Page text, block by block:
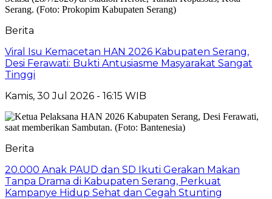
Berita
Viral Isu Kemacetan HAN 2026 Kabupaten Serang,
Desi Ferawati: Bukti Antusiasme Masyarakat Sangat
Tinggi
Kamis, 30 Jul 2026 - 16:15 WIB
Berita
20.000 Anak PAUD dan SD Ikuti Gerakan Makan
Tanpa Drama di Kabupaten Serang, Perkuat
Kampanye Hidup Sehat dan Cegah Stunting